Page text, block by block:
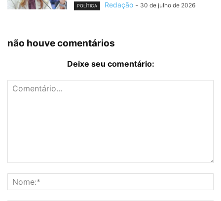
POLÍTICA Redação - 30 de julho de 2026
não houve comentários
Deixe seu comentário: